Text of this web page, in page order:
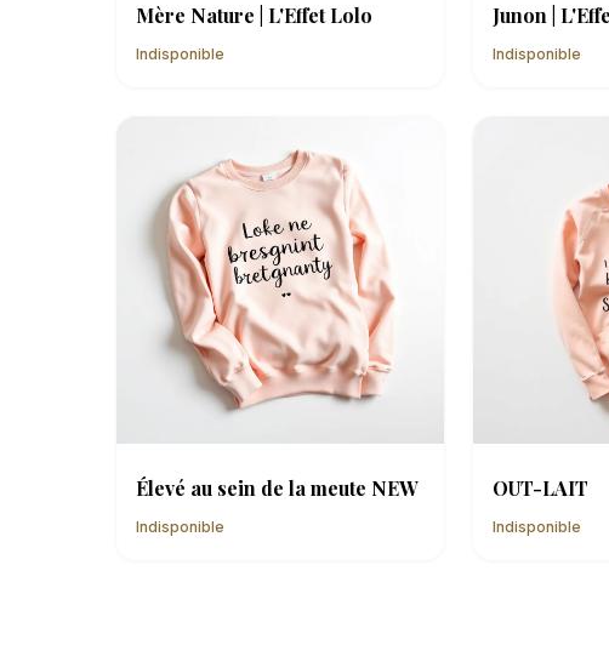
Mère Nature | L'Effet Lolo
Indisponible
Junon |
Indisponible
Élevé au sein de la meute NEW
Indisponible
OUT-LAIT
Indisponible